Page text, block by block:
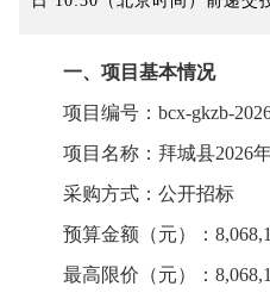
一、项目基本情况
项目编号：bcx-gkzb-
项目名称：拜城县2026年
采购方式：公开招标
预算金额（元）：
最高限价（元）：